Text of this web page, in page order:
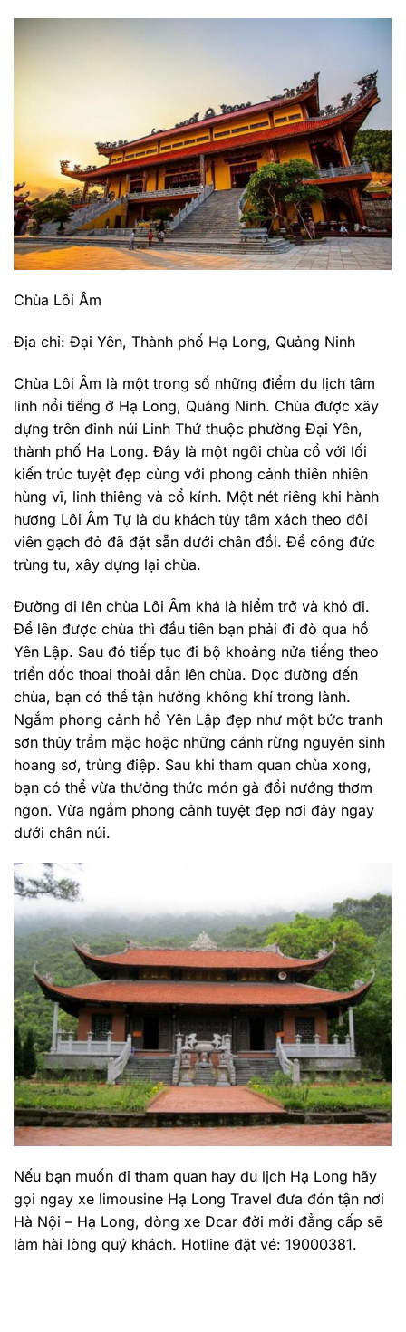
Chùa Lôi Âm
Địa chỉ: Đại Yên, Thành phố Hạ Long, Quảng Ninh
Chùa Lôi Âm là một trong số những điểm du lịch tâm
linh nổi tiếng ở Hạ Long, Quảng Ninh. Chùa được xây
dựng trên đỉnh núi Linh Thứ thuộc phường Đại Yên,
thành phố Hạ Long. Đây là một ngôi chùa cổ với lối
kiến trúc tuyệt đẹp cùng với phong cảnh thiên nhiên
hùng vĩ, linh thiêng và cổ kính. Một nét riêng khi hành
hương Lôi Âm Tự là du khách tùy tâm xách theo đôi
viên gạch đỏ đã đặt sẵn dưới chân đồi. Để công đức
trùng tu, xây dựng lại chùa.
Đường đi lên chùa Lôi Âm khá là hiểm trở và khó đi.
Để lên được chùa thì đầu tiên bạn phải đi đò qua hồ
Yên Lập. Sau đó tiếp tục đi bộ khoảng nửa tiếng theo
triền dốc thoai thoải dẫn lên chùa. Dọc đường đến
chùa, bạn có thể tận hưởng không khí trong lành.
Ngắm phong cảnh hồ Yên Lập đẹp như một bức tranh
sơn thủy trầm mặc hoặc những cánh rừng nguyên sinh
hoang sơ, trùng điệp. Sau khi tham quan chùa xong,
bạn có thể vừa thưởng thức món gà đồi nướng thơm
ngon. Vừa ngắm phong cảnh tuyệt đẹp nơi đây ngay
dưới chân núi.
Nếu bạn muốn đi tham quan hay du lịch Hạ Long hãy
gọi ngay xe limousine Hạ Long Travel đưa đón tận nơi
Hà Nội – Hạ Long, dòng xe Dcar đời mới đẳng cấp sẽ
làm hài lòng quý khách. Hotline đặt vé: 19000381.